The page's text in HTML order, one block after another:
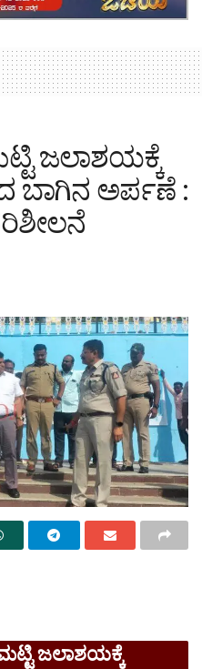
ಜಲಾಶಯಕ್ಕೆ
ಬಾಗಿನ ಅರ್ಪಣೆ :
ಜಲಾಶಯಕ್ಕೆ